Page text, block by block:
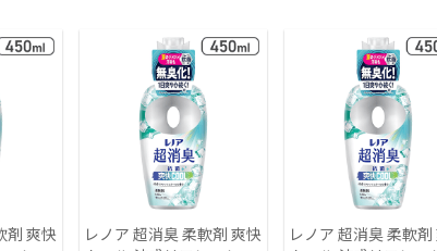
剤 爽快
レノア 超消臭 柔軟剤 爽快
レノア 超消臭 柔軟剤